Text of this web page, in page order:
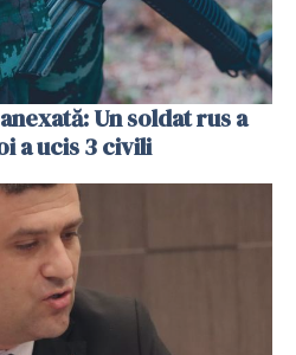
Un soldat rus a
a ucis 3 civili